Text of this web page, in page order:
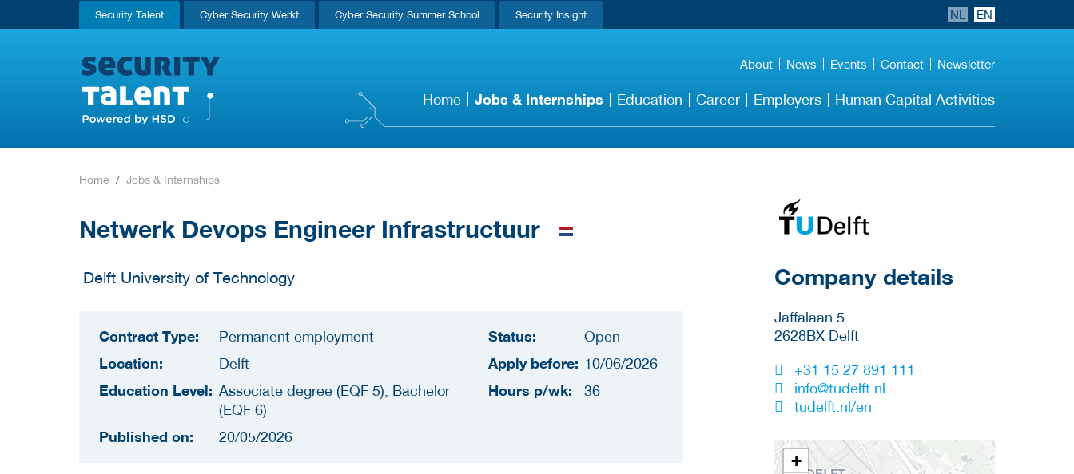
Security Talent Cyber Security Werkt Cyber Security Summer School Security Insight NL EN
About News Events Contact Newsletter
Home Jobs & Internships Education Career Employers Human Capital Activities
Home Jobs & Internships
Netwerk Devops Engineer Infrastructuur
Delft University of Technology
Contract Type: Permanent employment
Location: Delft
Education Level: Associate degree (EQF 5), Bachelor
(EQF 6)
Published on: 20/05/2026
Status: Open
Apply before: 10/06/2026
Hours p/wk: 36
Details
Company details
Jaffalaan 5
2628BX Delft
+31 15 27 891 111
info@tudelft.nl
tudelft.nl/en
+